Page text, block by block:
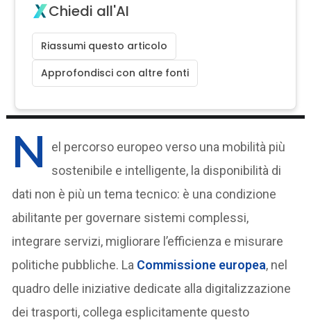
Chiedi all'AI
Riassumi questo articolo
Approfondisci con altre fonti
N
el percorso europeo verso una mobilità più
sostenibile e intelligente, la disponibilità di
dati non è più un tema tecnico: è una condizione
abilitante per governare sistemi complessi,
integrare servizi, migliorare l’efficienza e misurare
politiche pubbliche. La Commissione europea, nel
quadro delle iniziative dedicate alla digitalizzazione
dei trasporti, collega esplicitamente questo